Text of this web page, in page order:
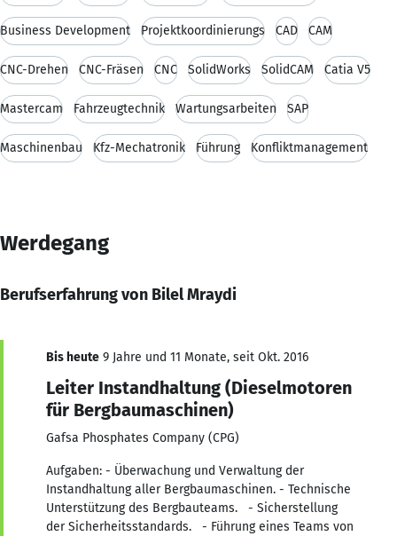
Business Development Projektkoordinierungs CAD CAM
CNC-Drehen CNC-Fräsen CNC SolidWorks SolidCAM Catia V5
Mastercam Fahrzeugtechnik Wartungsarbeiten SAP
Maschinenbau Kfz-Mechatronik Führung Konfliktmanagement
Werdegang
Berufserfahrung von Bilel Mraydi
Bis heute 9 Jahre und 11 Monate, seit Okt. 2016
Leiter Instandhaltung (Dieselmotoren
für Bergbaumaschinen)
Gafsa Phosphates Company (CPG)
Aufgaben: - Überwachung und Verwaltung der
Instandhaltung aller Bergbaumaschinen. - Technische
Unterstützung des Bergbauteams. - Sicherstellung
der Sicherheitsstandards. - Führung eines Teams von